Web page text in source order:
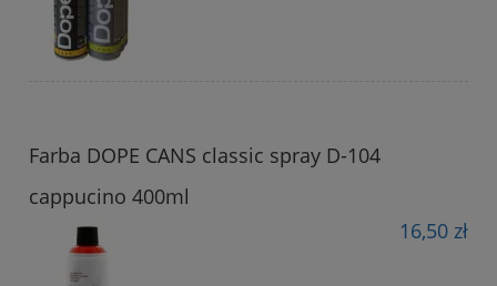
Farba DOPE CANS classic spray D-104
cappucino 400ml
16,50 zł